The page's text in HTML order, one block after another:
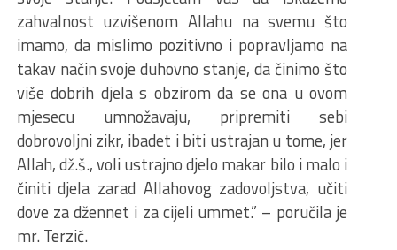
zahvalnost uzvišenom Allahu na svemu što
imamo, da mislimo pozitivno i popravljamo na
takav način svoje duhovno stanje, da činimo što
više dobrih djela s obzirom da se ona u ovom
mjesecu umnožavaju, pripremiti sebi
dobrovoljni zikr, ibadet i biti ustrajan u tome, jer
Allah, dž.š., voli ustrajno djelo makar bilo i malo i
činiti djela zarad Allahovog zadovoljstva, učiti
dove za džennet i za cijeli ummet.” – poručila je
mr. Terzić.